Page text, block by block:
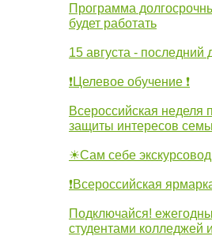
Программа
будет работать
15 августа - последний
❗Целевое обучение ❗
Всероссийская
защиты интересов
☀Сам себе экскурсовод
❗Всероссийская
Подключайся!
студентами колледжей